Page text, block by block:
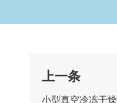
上一条